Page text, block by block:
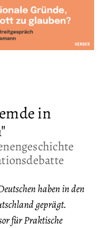
in
haben in den
geprägt.
für Praktische